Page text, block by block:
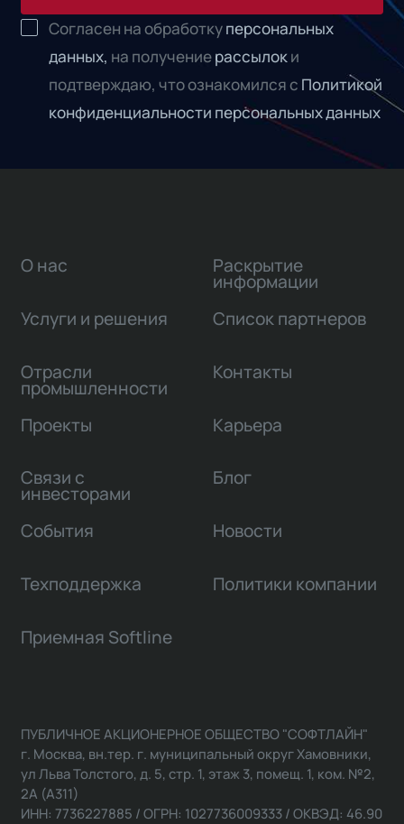
Согласен на обработкуперсональных
данных, на получениерассылоки
подтверждаю, что ознакомился с Политикой
конфиденциальности персональных данных
О нас
Услуги и решения
Отрасли
промышленности
Проекты
Связи с
инвесторами
Раскрытие
информации
Список партнеров
Контакты
Карьера
Блог
События Новости
Техподдержка Политики компании
Приемная Softline
ПУБЛИЧНОЕ АКЦИОНЕРНОЕ ОБЩЕСТВО "СОФТЛАЙН"
г. Москва, вн.тер. г. муниципальный округ Хамовники,
ул Льва Толстого, д. 5, стр. 1, этаж 3, помещ. 1, ком. №2,
2А (А311)
ИНН: 7736227885 / ОГРН: 1027736009333 / ОКВЭД: 46.90